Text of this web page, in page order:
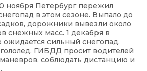
ноября Петербург пережил
в этом сезоне. Выпало до
дорожники вывезли около
снежных масс. 1 декабря в
ожидается сильный снегопад,
ГИБДД просит водителей
соблюдать дистанцию и